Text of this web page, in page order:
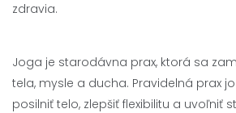
zdravia.
Joga je starodávna prax, ktorá sa
tela, mysle a ducha. Pravidelná prax
posilniť telo, zlepšiť flexibilitu a uvoľniť